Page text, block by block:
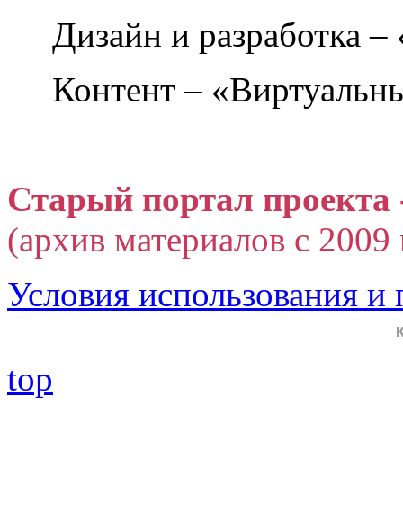
Дизайн и разработка
Контент –
Старый портал
(архив материалов с
Условия использования
top